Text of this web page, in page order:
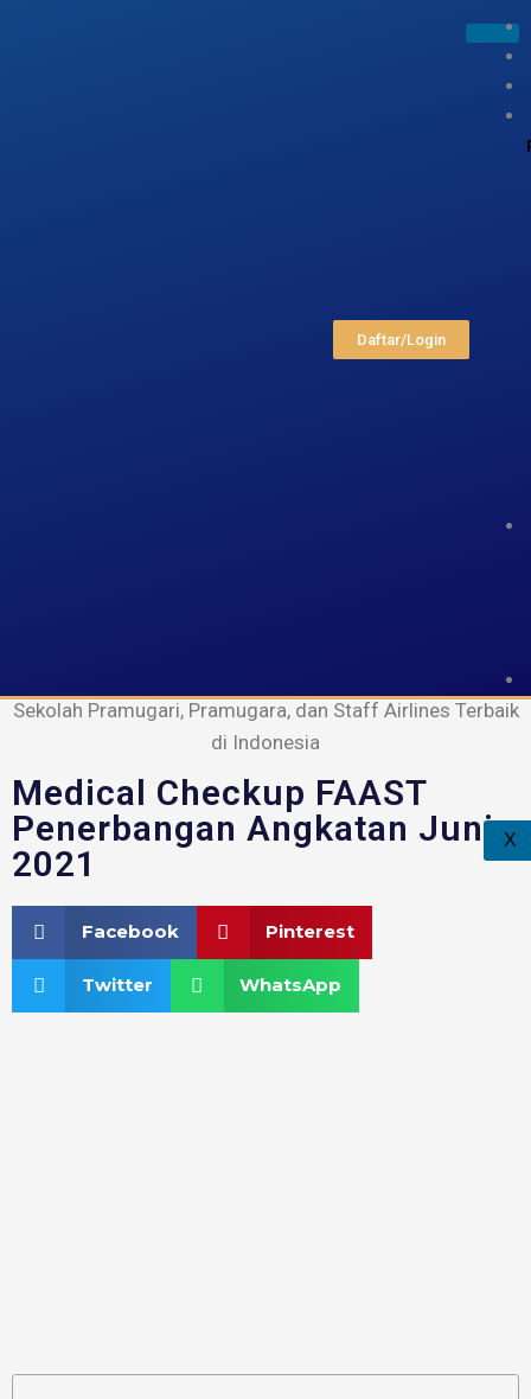
Daftar/Login
X
Sekolah Pramugari, Pramugara, dan Staff Airlines Terbaik
di Indonesia
Medical Checkup FAAST
Penerbangan Angkatan Juni
2021
Facebook Pinterest
Twitter WhatsApp